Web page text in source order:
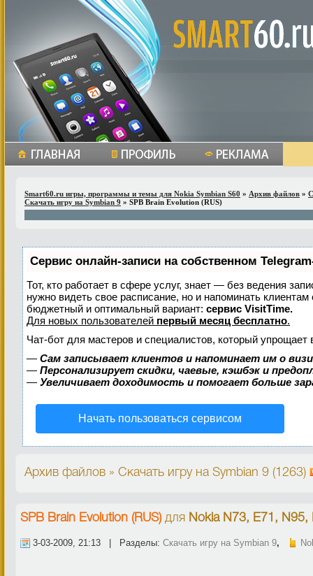
Smart60.ru игры, программы и темы для Nokia Symbian S60 » Архив файлов »
Скачать игру на Symbian 9 » SPB Brain Evolution (RUS)
Сервис онлайн-записи на собственном
Тот, кто работает в сфере услуг, знает — без ведения
нужно видеть свое расписание, но и напоминать
бюджетный и оптимальный вариант: сервис VisitTime.
Для новых пользователей первый месяц бесплатно.
Чат-бот для мастеров и специалистов, который упрощает
— Сам записывает клиентов и напоминает им о
— Персонализирует скидки, чаевые, кэшбэк и
— Увеличивает доходимость и помогает больше
Начать пользоваться сервисом
Архив файлов » Скачать игру на Symbian 9 (1263)
SPB Brain Evolution (RUS)для Nokia N73, E71, N95,
3-03-2009, 21:13 | Разделы: Скачать игру на Symbian 9,